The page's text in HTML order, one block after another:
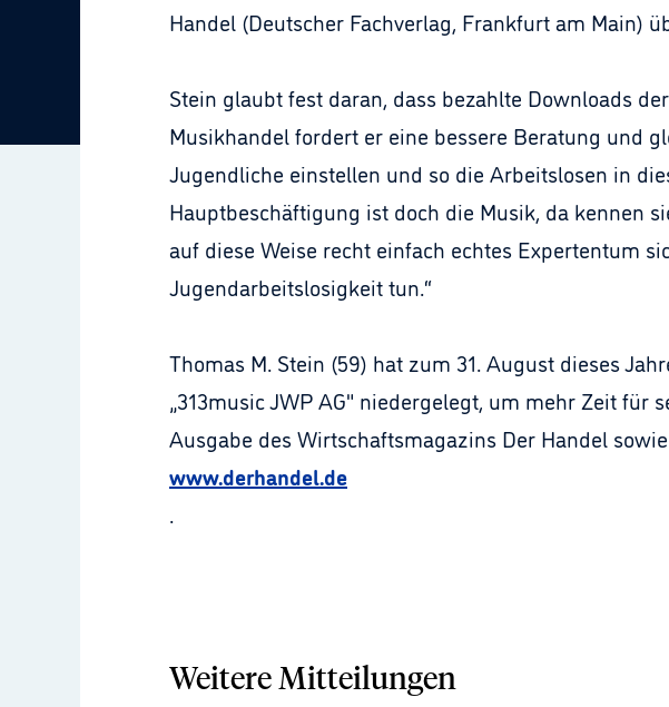
Handel (Deutscher Fachverlag, Frankfurt am Main)
Stein glaubt fest daran, dass bezahlte Downloads
Musikhandel fordert er eine bessere Beratung und
Jugendliche einstellen und so die Arbeitslosen in
Hauptbeschäftigung ist doch die Musik, da kennen
auf diese Weise recht einfach echtes Expertentum
Jugendarbeitslosigkeit tun.“
Thomas M. Stein (59) hat zum 31. August dieses
„313music JWP AG" niedergelegt, um mehr Zeit
Ausgabe des Wirtschaftsmagazins Der Handel
www.derhandel.de
.
Weitere Mitteilungen